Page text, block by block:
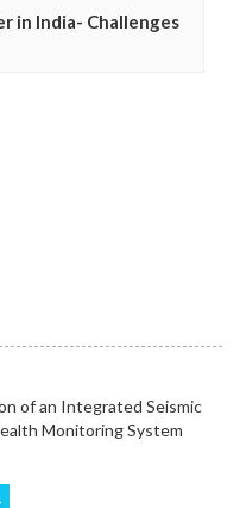
in India- Challenges